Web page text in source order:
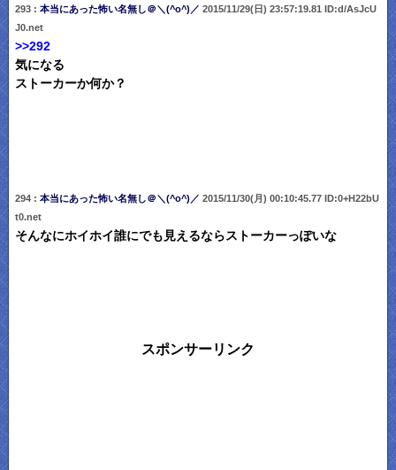
293 : 本当にあった怖い名無し＠＼(^o^)／ 2015/11/29(日) 23:57:19.81 ID:d/AsJcU
J0.net
>>292
気になる
ストーカーか何か？
294 : 本当にあった怖い名無し＠＼(^o^)／ 2015/11/30(月) 00:10:45.77 ID:0+H22bU
t0.net
そんなにホイホイ誰にでも見えるならストーカーっぽいな
スポンサーリンク